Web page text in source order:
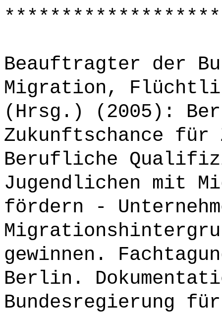
Beauftragter der
Migration,
(Hrsg.) (2005):
Zukunftschance für
Berufliche
Jugendlichen mit
fördern -
gewinnen.
Berlin.
Bundesregierung